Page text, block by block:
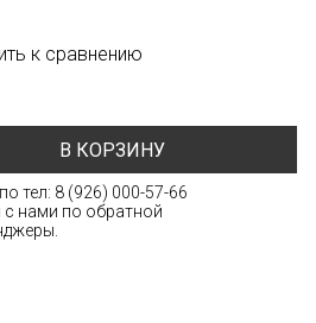
к сравнению
В КОРЗИНУ
тел: 8 (926) 000-57-66
нами по обратной